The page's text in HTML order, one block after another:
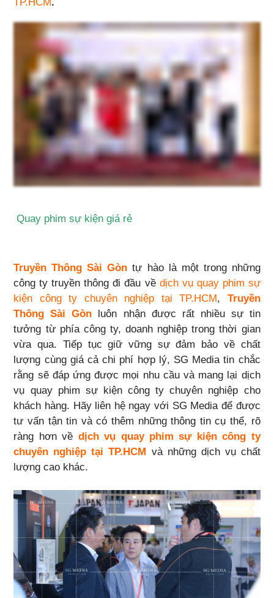
Quay phim sự kiện giá rẻ
Truyền Thông Sài Gòn tự hào là một trong những
công ty truyền thông đi đầu vềdịch vụ quay phim sự
kiện công ty chuyên nghiệp tại TP.HCM, Truyền
Thông Sài Gòn
luôn nhận được rất nhiều sự tin
tưởng từ phía công ty, doanh nghiệp trong thời gian
vừa qua. Tiếp tục giữ vững sự đảm bảo về chất
lượng cùng giá cả chi phí hợp lý, SG Media tin chắc
rằng sẽ đáp ứng được mọi nhu cầu và mang lại dịch
vụ quay phim sự kiện công ty chuyên nghiệp cho
khách hàng. Hãy liên hệ ngay với SG Media để được
tư vấn tận tin và có thêm những thông tin cụ thể, rõ
ràng hơn về dịch vụ quay phim sự kiện công ty
chuyên nghiệp tại TP.HCM
và những dịch vụ chất
lượng cao khác.